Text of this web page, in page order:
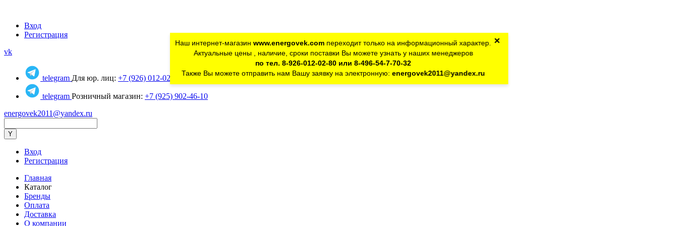
Вход
Регистрация
vk
telegram Для юр. лиц: +7 (926) 012-02-80
telegram Розничный магазин: +7 (925) 902-46-10
energovek2011@yandex.ru
Наш интернет-магазин www.energovek.comпереходит только на информационный характер.
Актуальные цены , наличие, сроки поставки Вы можете узнать у наших менеджеров
по тел. 8-926-012-02-80 или 8-496-54-7-70-32
Также Вы можете отправить нам Вашу заявку на электронную: energovek2011@yandex.ru
×
Вход
Регистрация
Главная
Каталог
Бренды
Оплата
Доставка
О компании